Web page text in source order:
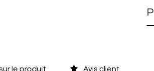
le produit Avis client